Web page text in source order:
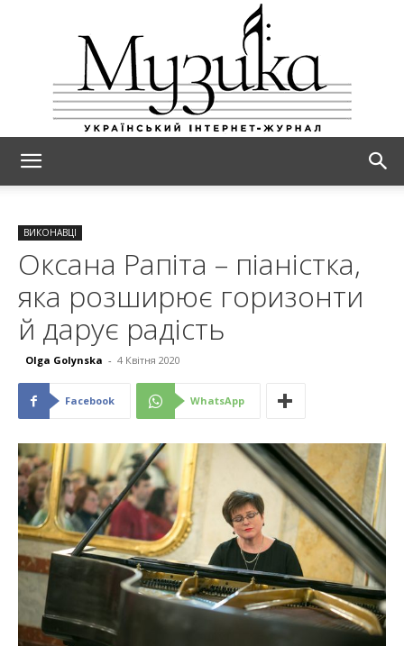
ВИКОНАВЦІ
Оксана Рапіта – піаністка,
яка розширює горизонти
й дарує радість
Olga Golynska - 4 Квітня 2020
Facebook WhatsApp